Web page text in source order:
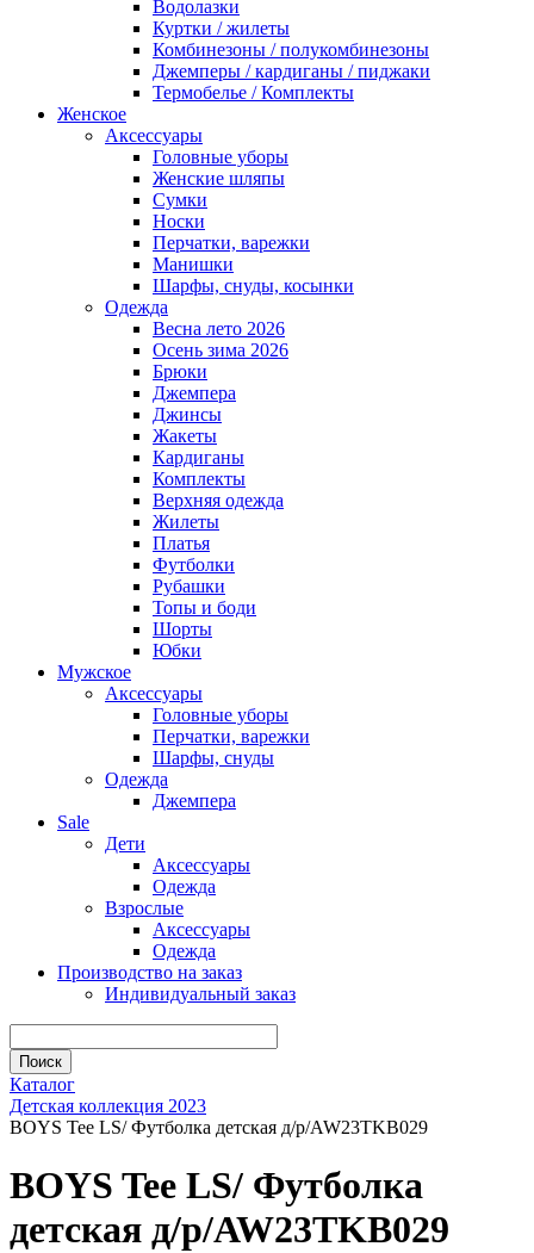
Водолазки
Куртки / жилеты
Комбинезоны / полукомбинезоны
Джемперы / кардиганы / пиджаки
Термобелье / Комплекты
Женское
Аксессуары
Головные уборы
Женские шляпы
Сумки
Носки
Перчатки, варежки
Манишки
Шарфы, снуды, косынки
Одежда
Весна лето 2026
Осень зима 2026
Брюки
Джемпера
Джинсы
Жакеты
Кардиганы
Комплекты
Верхняя одежда
Жилеты
Платья
Футболки
Рубашки
Топы и боди
Шорты
Юбки
Мужское
Аксессуары
Головные уборы
Перчатки, варежки
Шарфы, снуды
Одежда
Джемпера
Sale
Дети
Аксессуары
Одежда
Взрослые
Аксессуары
Одежда
Производство на заказ
Индивидуальный заказ
Каталог
Детская коллекция 2023
BOYS Tee LS/ Футболка детская д/р/AW23TKB029
BOYS Tee LS/ Футболка
детская д/р/AW23TKB029